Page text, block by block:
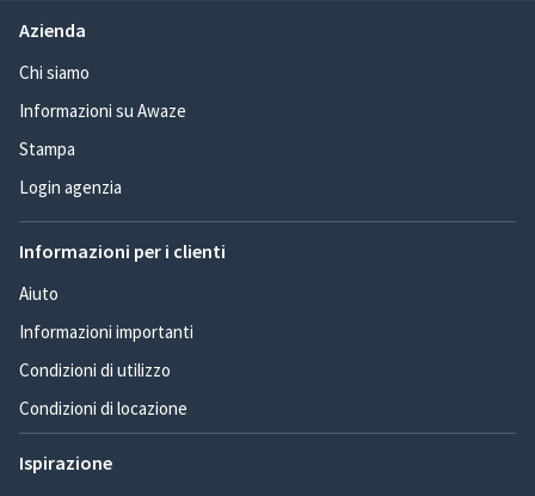
Azienda
Chi siamo
Informazioni su Awaze
Stampa
Login agenzia
Informazioni per i clienti
Aiuto
Informazioni importanti
Condizioni di utilizzo
Condizioni di locazione
Ispirazione